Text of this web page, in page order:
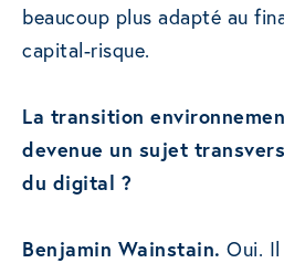
beaucoup plus adapté au
capital-risque.
La transition
devenue un sujet
du digital ?
Benjamin Wainstain. Oui.